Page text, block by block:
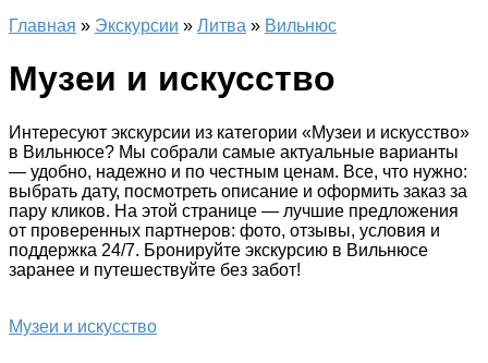
Главная » Экскурсии » Литва » Вильнюс
Музеи и искусство
Интересуют экскурсии из категории «Музеи и искусство»
в Вильнюсе? Мы собрали самые актуальные варианты
— удобно, надежно и по честным ценам. Все, что нужно:
выбрать дату, посмотреть описание и оформить заказ за
пару кликов. На этой странице — лучшие предложения
от проверенных партнеров: фото, отзывы, условия и
поддержка 24/7. Бронируйте экскурсию в Вильнюсе
заранее и путешествуйте без забот!
Музеи и искусство